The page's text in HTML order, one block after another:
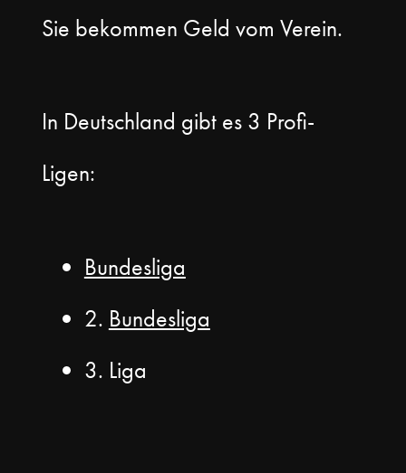
Sie bekommen Geld vom Verein.
In Deutschland gibt es 3 Profi-
Ligen:
Bundesliga
2. Bundesliga
3. Liga